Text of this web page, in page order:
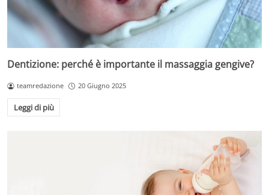
Dentizione: perché è importante il massaggia gengive?
teamredazione 20 Giugno 2025
Leggi di più